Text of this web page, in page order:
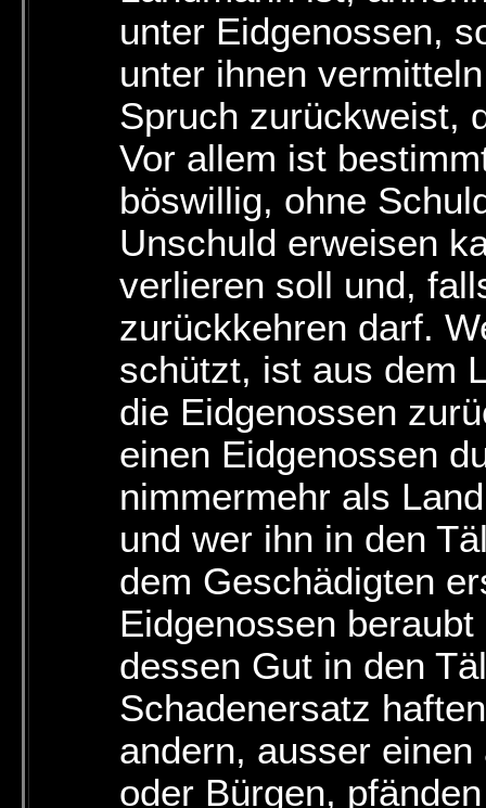
unter Eidgenossen,
unter ihnen
Spruch zurückweist,
Vor allem ist
böswillig, ohne
Unschuld erweisen
verlieren soll und,
zurückkehren darf.
schützt, ist aus dem
die Eidgenossen
einen Eidgenossen
nimmermehr als
und wer ihn in den
dem Geschädigten
Eidgenossen
dessen Gut in den
Schadenersatz
andern, ausser
oder Bürgen,